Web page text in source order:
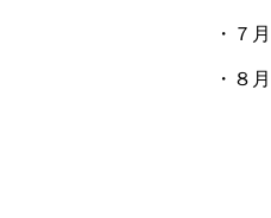
・７
・８